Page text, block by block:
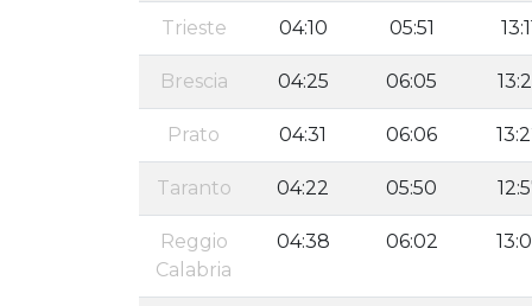
Trieste 04:10 05:51
Brescia 04:25 06:05
Prato 04:31 06:06
Taranto 04:22 05:50
Reggio
Calabria
04:38 06:02